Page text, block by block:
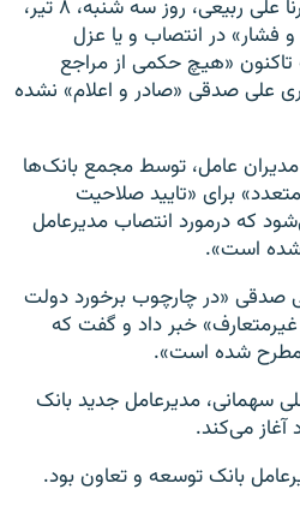
به گزارش خبرگزاری دولتی ایرنا علی ربیعی، روز سه شنبه، ۸ تیر،
فشار» در انتصاب و یا عزل
تاکنون «هیچ حکمی از مراجع
علی صدقی «صادر و اعلام» نشده
عامل، توسط مجمع بانک‌ها
برای «تایید صلاحیت
که درمورد انتصاب مدیرعامل
شده است».
صدقی «در چارچوب برخورد دولت
خبر داد و گفت که
مطرح شده است».
سهمانی، مدیرعامل جدید بانک
آغاز می‌کند.
بانک توسعه و تعاون بود.